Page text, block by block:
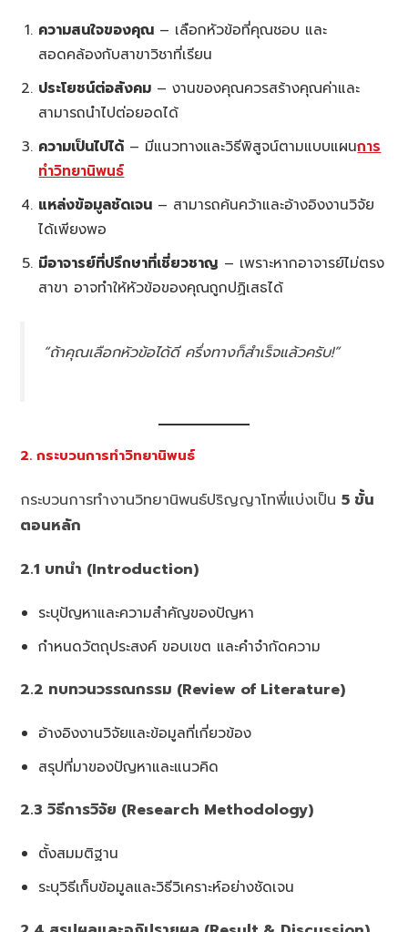
ความสนใจของคุณ – เลือกหัวข้อที่คุณชอบ และ
สอดคล้องกับสาขาวิชาที่เรียน
ประโยชน์ต่อสังคม – งานของคุณควรสร้างคุณค่าและ
สามารถนำไปต่อยอดได้
ความเป็นไปได้ – มีแนวทางและวิธีพิสูจน์ตามแบบแผนการ
ทำวิทยานิพนธ์
แหล่งข้อมูลชัดเจน – สามารถค้นคว้าและอ้างอิงงานวิจัย
ได้เพียงพอ
มีอาจารย์ที่ปรึกษาที่เชี่ยวชาญ – เพราะหากอาจารย์ไม่ตรง
สาขา อาจทำให้หัวข้อของคุณถูกปฏิเสธได้
“ถ้าคุณเลือกหัวข้อได้ดี ครึ่งทางก็สำเร็จแล้วครับ!”
2. กระบวนการทำวิทยานิพนธ์
กระบวนการทำงานวิทยานิพนธ์ปริญญาโทพี่แบ่งเป็น5 ขั้น
ตอนหลัก
2.1 บทนำ (Introduction)
ระบุปัญหาและความสำคัญของปัญหา
กำหนดวัตถุประสงค์ ขอบเขต และคำจำกัดความ
2.2 ทบทวนวรรณกรรม (Review of Literature)
อ้างอิงงานวิจัยและข้อมูลที่เกี่ยวข้อง
สรุปที่มาของปัญหาและแนวคิด
2.3 วิธีการวิจัย (Research Methodology)
ตั้งสมมติฐาน
ระบุวิธีเก็บข้อมูลและวิธีวิเคราะห์อย่างชัดเจน